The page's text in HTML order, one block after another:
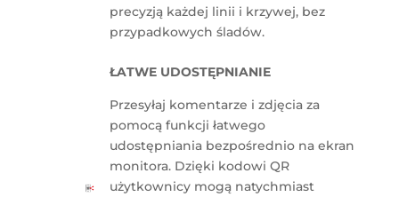
precyzją każdej linii i krzywej, bez
przypadkowych śladów.
ŁATWE UDOSTĘPNIANIE
Przesyłaj komentarze i zdjęcia za
pomocą funkcji łatwego
udostępniania bezpośrednio na ekran
monitora. Dzięki kodowi QR
użytkownicy mogą natychmiast